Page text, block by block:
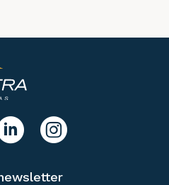
linkedIn instagram